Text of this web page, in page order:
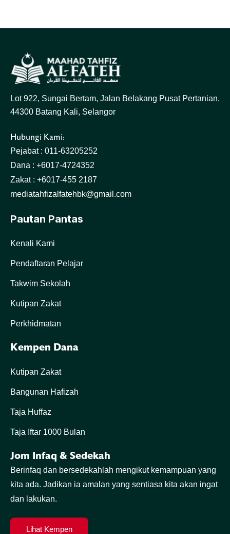
Lot 922, Sungai Bertam, Jalan Belakang Pusat Pertanian,
44300 Batang Kali, Selangor
Hubungi Kami:
Pejabat : 011-63205252
Dana : +6017-4724352
Zakat : +6017-455 2187
mediatahfizalfatehbk@gmail.com
Pautan Pantas
Kenali Kami
Pendaftaran Pelajar
Takwim Sekolah
Kutipan Zakat
Perkhidmatan
Kempen Dana
Kutipan Zakat
Bangunan Hafizah
Taja Huffaz
Taja Iftar 1000 Bulan
Jom Infaq & Sedekah
Berinfaq dan bersedekahlah mengikut kemampuan yang
kita ada. Jadikan ia amalan yang sentiasa kita akan ingat
dan lakukan.
Lihat Kempen